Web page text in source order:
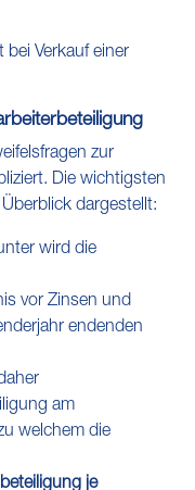
Verkauf einer
zur
Die wichtigsten
dargestellt:
wird die
vor Zinsen und
endenden
am
welchem die
je